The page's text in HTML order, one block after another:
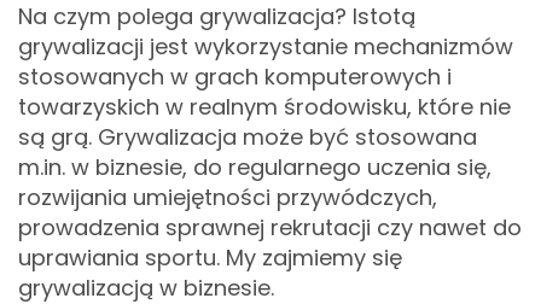
Na czym polega grywalizacja? Istotą
grywalizacji jest wykorzystanie mechanizmów
stosowanych w grach komputerowych i
towarzyskich w realnym środowisku, które nie
są grą. Grywalizacja może być stosowana
m.in. w biznesie, do regularnego uczenia się,
rozwijania umiejętności przywódczych,
prowadzenia sprawnej rekrutacji czy nawet do
uprawiania sportu. My zajmiemy się
grywalizacją w biznesie.